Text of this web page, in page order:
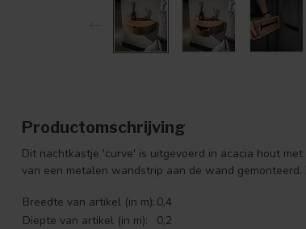
Productomschrijving
Dit nachtkastje 'curve' is uitgevoerd in acacia hout
van een metalen wandstrip aan de wand gemonteerd.
Breedte van artikel (in m): 0,4
Diepte van artikel (in m):
0,2